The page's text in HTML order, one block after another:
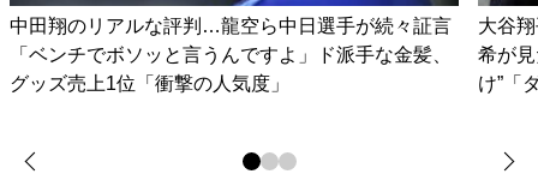
中田翔のリアルな評判…龍空ら中日選手が続々証言
「ベンチでボソッと言うんですよ」ド派手な金髪、
グッズ売上1位「衝撃の人気度」
大谷
希が
け”「